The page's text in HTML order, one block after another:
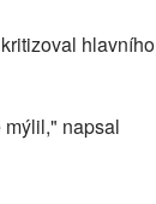
hlavního
napsal